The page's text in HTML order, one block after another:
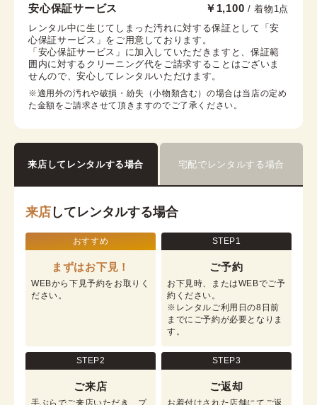
京都府京都市下京区烏丸通七条下る東塩小路町721−1 京
都タワービル3F
営業時間： 10:00 ~ 17:30
着付け最終受付時間：15:30
返却締め切り時間：17:30
安心保証サービス ￥1,100 / 着物1点
レンタル中に生じてしまった汚れに対する保証として「安
心保証サービス」をご用意しております。
「安心保証サービス」に加入していただきますと、保証範
囲内に対するクリーニング代をご請求することはございま
せんので、安心してレンタルいただけます。
※適用外の汚れや破損・紛失（小物類含む）の場合は当店の定め
た金額をご請求させて頂きますのでご了承ください。
来店してレンタルする場合 宅配でレンタルする場合
来店 してレンタルする場合
おすすめ
まずはお下見！
WEBから下見予約をお取りく
ださい。
STEP1
ご予約
お下見時、またはWEBでご予
約ください。
※レンタルご利用日の8日前
までにご予約が必要となりま
す。
STEP2
ご来店
STEP3
ご返却